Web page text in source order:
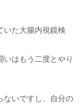
いた大腸内視鏡検
はもう二度とやり
ないですし、自分の